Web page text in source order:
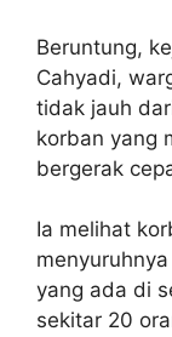
Beruntung,
Cahyadi,
tidak jauh
korban yang
bergerak
Ia melihat
yang ada di
sekitar 20